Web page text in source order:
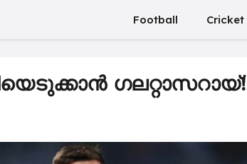
Football Cricket
ഗലറ്റാസറായ്!